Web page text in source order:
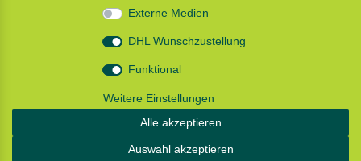
AGB
Externe Medien
DHL Wunschzustellung
Funktional
Weitere Einstellungen
Alle akzeptieren
Auswahl akzeptieren